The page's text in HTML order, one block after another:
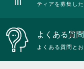
ティアを募集し
よくある質
よくある質問と